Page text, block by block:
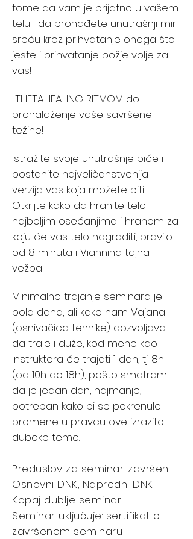
tome da vam je prijatno u vašem
telu i da pronađete unutrašnji mir i
sreću kroz prihvatanje onoga što
jeste i prihvatanje božje volje za
vas!
THETAHEALING RITMOM do
pronalaženje vaše savršene
težine!
Istražite svoje unutrašnje biće i
postanite najveličanstvenija
verzija vas koja možete biti.
Otkrijte kako da hranite telo
najboljim osećanjima i hranom za
koju će vas telo nagraditi, pravilo
od 8 minuta i Viannina tajna
vežba!
Minimalno trajanje seminara je
pola dana, ali kako nam Vajana
(osnivačica tehnike) dozvoljava
da traje i duže, kod mene kao
Instruktora će trajati 1 dan, tj. 8h
(od 10h do 18h), pošto smatram
da je jedan dan, najmanje,
potreban kako bi se pokrenule
promene u pravcu ove izrazito
duboke teme.
Preduslov za seminar: završen
Osnovni DNK, Napredni DNK i
Kopaj dublje seminar.
Seminar uključuje: sertifikat o
završenom seminaru i